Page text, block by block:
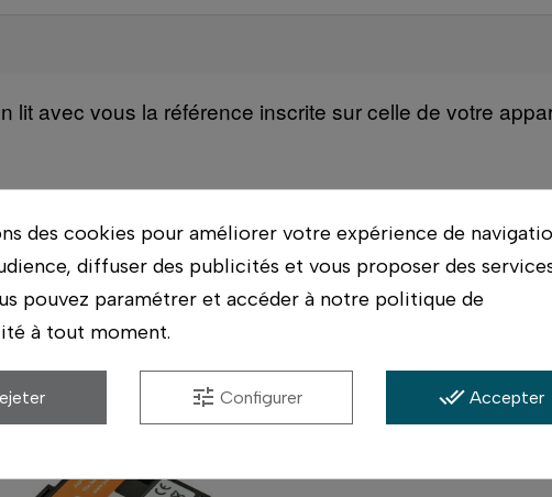
lit avec vous la référence inscrite sur celle de votre
possible, et conseil par des photographes qui
des cookies pour améliorer votre expérience de
diffuser des publicités et vous proposer des
pouvez paramétrer et accéder à notre politique de
à tout moment.
tune Configurer done_all Accepter